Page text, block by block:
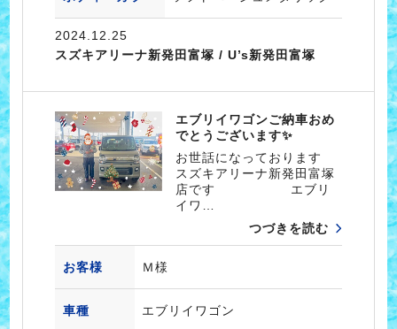
2024.12.25
スズキアリーナ新発田富塚 / U’s新発田富塚
エブリイワゴンご納車おめ
でとうございます✨
お世話になっております
スズキアリーナ新発田富塚
店です エブリ
イワ…
つづきを読む
お客様 Ｍ様
車種 エブリイワゴン